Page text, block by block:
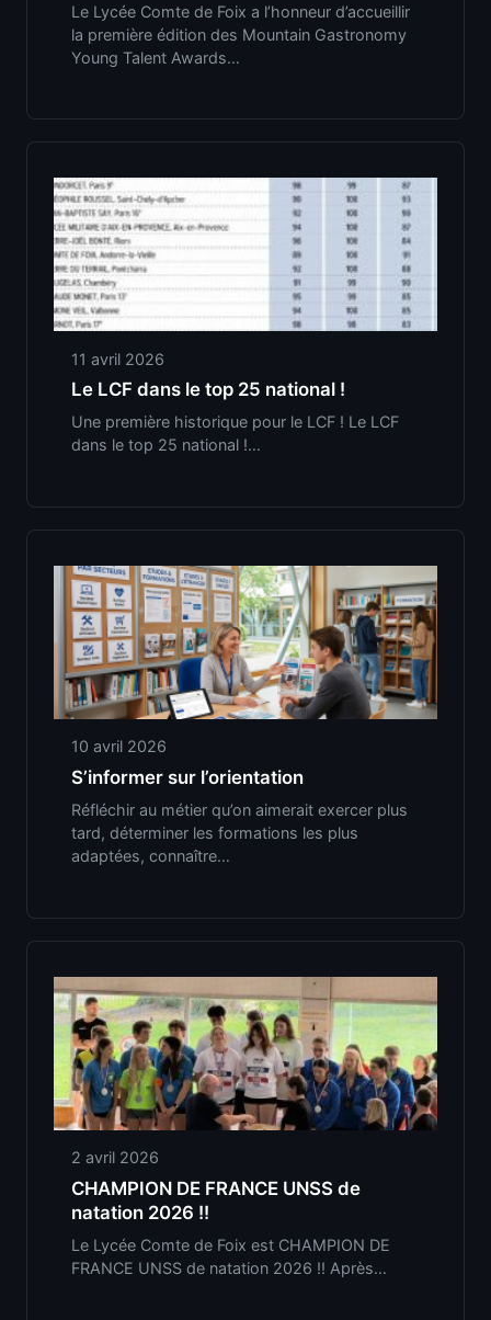
Le Lycée Comte de Foix a l’honneur d’accueillir
la première édition des Mountain Gastronomy
Young Talent Awards…
11 avril 2026
Le LCF dans le top 25 national !
Une première historique pour le LCF ! Le LCF
dans le top 25 national !…
10 avril 2026
S’informer sur l’orientation
Réfléchir au métier qu’on aimerait exercer plus
tard, déterminer les formations les plus
adaptées, connaître…
2 avril 2026
CHAMPION DE FRANCE UNSS de
natation 2026 !!
Le Lycée Comte de Foix est CHAMPION DE
FRANCE UNSS de natation 2026 !! Après…